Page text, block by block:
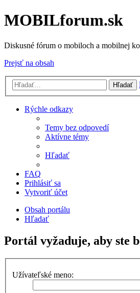
MOBILforum.sk
Diskusné fórum o mobiloch a mobilnej
Prejsť na obsah
Hľadať
Rýchle odkazy
Temy bez odpovedí
Aktívne témy
Hľadať
FAQ
Prihlásiť sa
Vytvoriť účet
Obsah portálu
Hľadať
Portál vyžaduje, aby ste
Užívateľské meno: